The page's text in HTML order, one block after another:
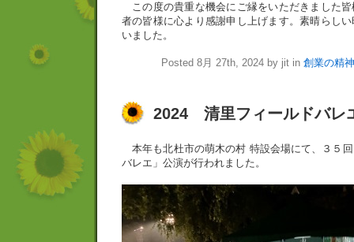
この度の貴重な機会にご縁をいただきました
者の皆様に心より感謝申し上げます。素晴らし
いました。
Posted 8月 27th, 2024 by jit in 創業の精神
2024 清里フィールドバレ
本年も北杜市の萌木の村 特設会場にて、３５
バレエ」公演が行われました。